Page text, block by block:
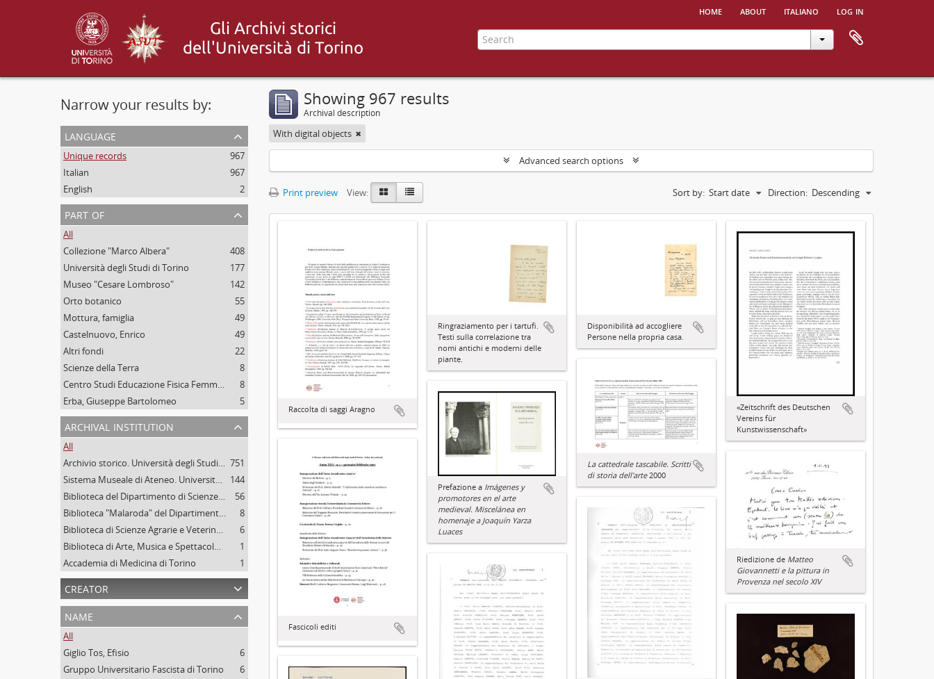
home about italiano log in
Narrow your results by:
language
Unique records
967
Italian
967
English
2
part of
All
Collezione "Marco Albera"
408
Università degli Studi di Torino
177
Museo "Cesare Lombroso"
142
Orto botanico
55
Mottura, famiglia
49
Castelnuovo, Enrico
49
Altri fondi
22
Scienze della Terra
8
Centro Studi Educazione Fisica Femminile - CSEFF
8
Erba, Giuseppe Bartolomeo
5
archival institution
All
Archivio storico. Università degli Studi di Torino 751
Sistema Museale di Ateneo. Università degli Studi di Torino
144
Biblioteca del Dipartimento di Scienze della vita e Biologia dei sistemi. Sede di Biologia vegetale. Università degli studi di Torino
56
Biblioteca "Malaroda" del Dipartimento di Scienze della Terra. Università degli Studi di Torino
8
Biblioteca di Scienze Agrarie e Veterinarie. Università degli Studi di Torino
6
Biblioteca di Arte, Musica e Spettacolo. Università degli Studi di Torino
1
Accademia di Medicina di Torino
1
creator
name
All
Giglio Tos, Efisio
6
Gruppo Universitario Fascista di Torino
6
Showing 967 results
Archival description
With digital objects
Advanced search options
Print preview View: Sort by: Start date Direction: Descending
Raccolta di saggi Aragno
Ringraziamento per i tartufi.
Testi sulla correlazione tra
nomi antichi e moderni delle
piante.
Disponibilità ad accogliere
Persone nella propria casa.
«Zeitschrift des Deutschen
Vereins für
Kunstwissenschaft»
La cattedrale tascabile. Scritti
di storia dell'arte2000
Prefazione a Imágenes y
promotores en el arte
medieval. Miscelánea en
homenaje a Joaquín Yarza
Luaces
Fascicoli editi
Riedizione de Matteo
Giovannetti e la pittura in
Provenza nel secolo XIV